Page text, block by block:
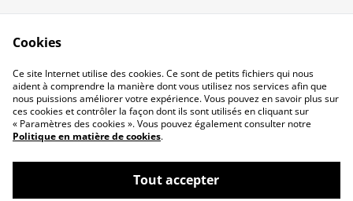
Politique de
confidentialité
Politique de cookies
Cookies
Ce site Internet utilise des cookies. Ce sont de petits fichiers qui nous
aident à comprendre la manière dont vous utilisez nos services afin que
nous puissions améliorer votre expérience. Vous pouvez en savoir plus sur
ces cookies et contrôler la façon dont ils sont utilisés en cliquant sur
« Paramètres des cookies ». Vous pouvez également consulter notre
Politique en matière de cookies.
Tout accepter